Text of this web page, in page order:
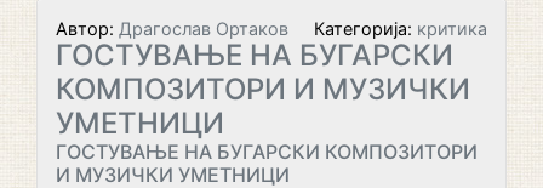
Автор: Драгослав Ортаков Категорија: критика
ГОСТУВАЊЕ НА БУГАРСКИ
КОМПОЗИТОРИ И МУЗИЧКИ
УМЕТНИЦИ
ГОСТУВАЊЕ НА БУГАРСКИ КОМПОЗИТОРИ
И МУЗИЧКИ УМЕТНИЦИ